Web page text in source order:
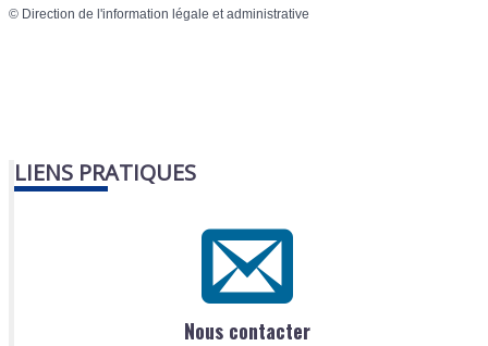
© Direction de l'information légale et administrative
LIENS PRATIQUES
Nous contacter